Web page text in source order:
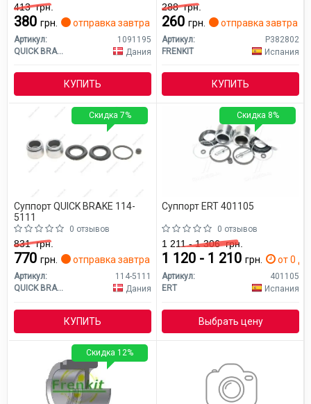
413грн.
380 грн. отправка завтра
Артикул:
1091195
QUICK BRAKE
Дания
КУПИТЬ
288грн.
260 грн. отправка завтра
Артикул:
P382802
FRENKIT
Испания
КУПИТЬ
Суппорт QUICK BRAKE 114-
5111
0 отзывов
831грн.
770 грн. отправка завтра
Артикул:
114-5111
QUICK BRAKE
Дания
КУПИТЬ
Скидка 7%
Суппорт ERT 401105
0 отзывов
1 211 - 1 306грн.
1 120 - 1 210 грн. от 0 дн.
Артикул:
401105
ERT
Испания
Выбрать цену
Скидка 8%
Скидка 12%